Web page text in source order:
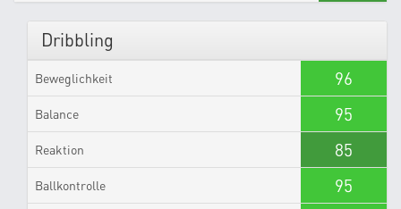
Dribbling
Beweglichkeit 96
Balance 95
Reaktion 85
Ballkontrolle 95